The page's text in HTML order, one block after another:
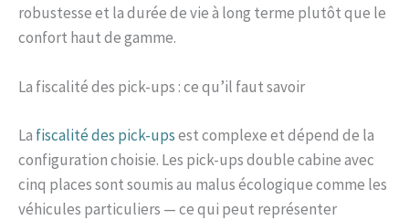
robustesse et la durée de vie à long terme plutôt que le
confort haut de gamme.
La fiscalité des pick-ups : ce qu’il faut savoir
La fiscalité des pick-upsest complexe et dépend de la
configuration choisie. Les pick-ups double cabine avec
cinq places sont soumis au malus écologique comme les
véhicules particuliers — ce qui peut représenter